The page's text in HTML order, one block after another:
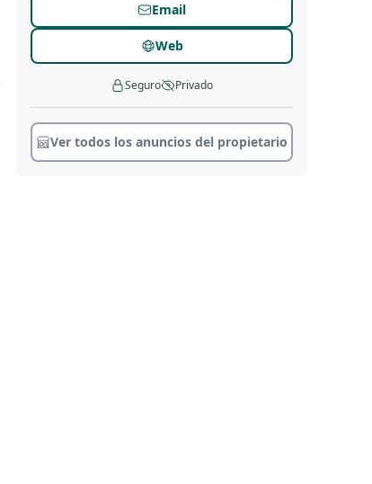
Email
Web
Seguro Privado
Ver todos los anuncios del propietario